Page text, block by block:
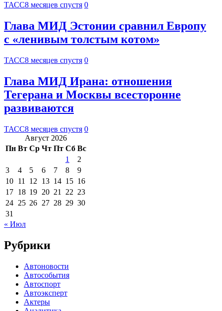
ТАСС8 месяцев спустя 0
Глава МИД Эстонии сравнил Европу
с «ленивым толстым котом»
ТАСС8 месяцев спустя 0
Глава МИД Ирана: отношения
Тегерана и Москвы всесторонне
развиваются
ТАСС8 месяцев спустя 0
Август 2026
Пн Вт Ср Чт Пт Сб Вс
1
2
3
4 5 6 7 8
9
10 11 12 13 14 15 16
17 18 19 20 21 22 23
24 25 26 27 28 29 30
31
« Июл
Рубрики
Автоновости
Автособытия
Автоспорт
Автоэксперт
Актеры